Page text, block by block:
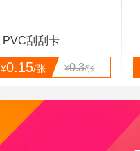
PVC刮刮卡
¥0.15/张 ¥0.3/张